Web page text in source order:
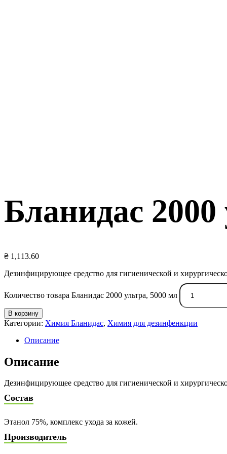
Бланидас
₴ 1,113.60
Дезинфицирующее средство для гигиенической и
Количество товара Бланидас 2000 ультра, 5000 мл
В корзину
Категории: Химия Бланидас, Химия для дезинфенкции
Описание
Описание
Дезинфицирующее средство для гигиенической и
Состав
Этанол 75%, комплекс ухода за кожей.
Производитель